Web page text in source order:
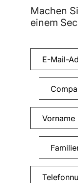
Machen
einem